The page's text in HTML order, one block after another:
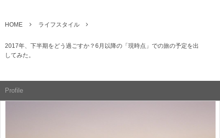
HOME ライフスタイル
2017年、下半期をどう過ごすか？6月以降の「現時点」での旅の予定を出
してみた。
Profile